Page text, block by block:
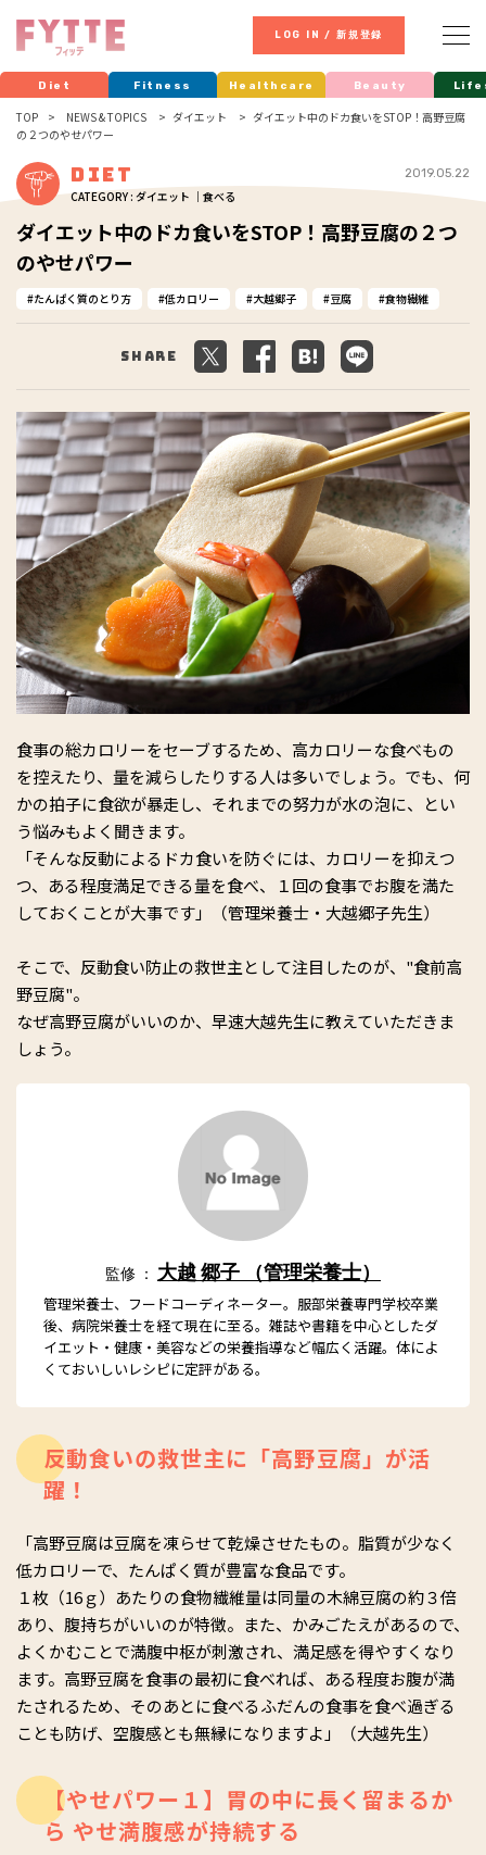
LOG IN / 新規登録
Diet Fitness Healthcare Beauty
TOP NEWS & TOPICS ダイエット
ダイエット中のドカ食いをSTOP！高野豆腐
の２つのやせパワー
Diet
CATEGORY : ダイエット ｜食べる
2019.05.22
ダイエット中のドカ食いをSTOP！高野豆腐の２つ
のやせパワー
たんぱく質のとり方 低カロリー 大越郷子 豆腐 食物繊維
Share
食事の総カロリーをセーブするため、高カロリーな食べもの
を控えたり、量を減らしたりする人は多いでしょう。でも、何
かの拍子に食欲が暴走し、それまでの努力が水の泡に、とい
う悩みもよく聞きます。
「そんな反動によるドカ食いを防ぐには、カロリーを抑えつ
つ、ある程度満足できる量を食べ、１回の食事でお腹を満た
しておくことが大事です」（管理栄養士・大越郷子先生）
そこで、反動食い防止の救世主として注目したのが、"食前高
野豆腐"。
なぜ高野豆腐がいいのか、早速大越先生に教えていただきま
しょう。
監修 ： 大越 郷子 （管理栄養士）
管理栄養士、フードコーディネーター。服部栄養専門学校卒業
後、病院栄養士を経て現在に至る。雑誌や書籍を中心としたダ
イエット・健康・美容などの栄養指導など幅広く活躍。体によ
くておいしいレシピに定評がある。
反動食いの救世主に「高野豆腐」が活
躍！
「高野豆腐は豆腐を凍らせて乾燥させたもの。脂質が少なく
低カロリーで、たんぱく質が豊富な食品です。
１枚（16ｇ）あたりの食物繊維量は同量の木綿豆腐の約３倍
あり、腹持ちがいいのが特徴。また、かみごたえがあるので、
よくかむことで満腹中枢が刺激され、満足感を得やすくなり
ます。高野豆腐を食事の最初に食べれば、ある程度お腹が満
たされるため、そのあとに食べるふだんの食事を食べ過ぎる
ことも防げ、空腹感とも無縁になりますよ」（大越先生）
【やせパワー１】胃の中に長く留まるか
ら やせ満腹感が持続する